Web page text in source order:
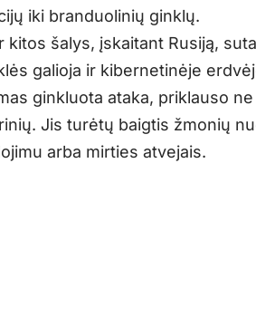
iki branduolinių ginklų.
kitos šalys, įskaitant Rusiją,
galioja ir kibernetinėje
ginkluota ataka, priklauso
Jis turėtų baigtis žmonių
arba mirties atvejais.